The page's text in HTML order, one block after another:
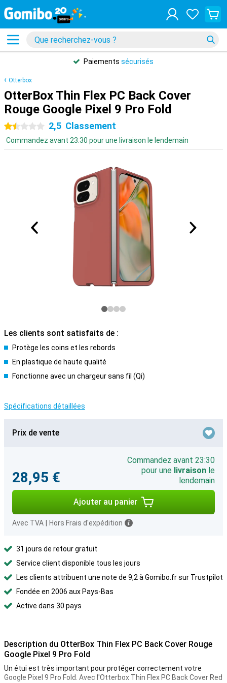
Paiements sécurisés
Otterbox
OtterBox Thin Flex PC Back Cover
Rouge Google Pixel 9 Pro Fold
1.5 étoiles
2,5 Classement
Commandez avant 23:30 pour une livraison le lendemain
Les clients sont satisfaits de :
Protège les coins et les rebords
En plastique de haute qualité
Fonctionne avec un chargeur sans fil (Qi)
Spécifications détaillées
Prix de vente
28,95 €
Commandez avant 23:30
pour une livraison le
lendemain
Ajouter au panier
Avec TVA Hors Frais d'expédition
31 jours de retour gratuit
Service client disponible tous les jours
Les clients attribuent une note de 9,2 à Gomibo.fr sur Trustpilot
Fondée en 2006 aux Pays-Bas
Active dans 30 pays
Description du OtterBox Thin Flex PC Back Cover Rouge
Google Pixel 9 Pro Fold
Un étui est très important pour protéger correctement votre
Google Pixel 9 Pro Fold. Avec l'Otterbox Thin Flex PC Back Cover Red